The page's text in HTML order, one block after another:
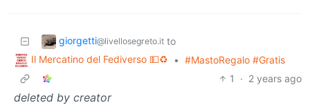
giorgetti@livellosegreto.it to
Il Mercatino del Fediverso 💵♻️
• #MastoRegalo #Gratis
1
· 2 years ago
deleted by creator